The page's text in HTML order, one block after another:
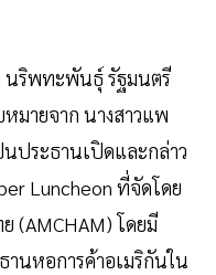
นริพทะพันธุ์ รัฐมนตรี
มายจาก นางสาวแพ
ประธานเปิดและกล่าว
Luncheon ที่จัดโดย
(AMCHAM) โดยมี
นหอการค้าอเมริกันใน